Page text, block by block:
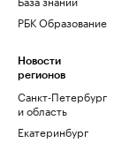
РБК Образование
Новости
регионов
Санкт-Петербург
и область
Екатеринбург